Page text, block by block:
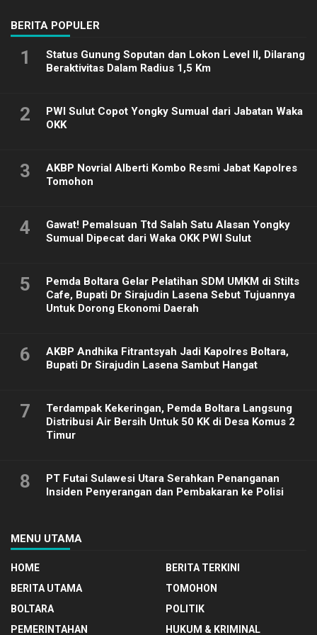
BERITA POPULER
1
Status Gunung Soputan dan Lokon Level II, Dilarang
Beraktivitas Dalam Radius 1,5 Km
2
PWI Sulut Copot Yongky Sumual dari Jabatan Waka
OKK
3
AKBP Novrial Alberti Kombo Resmi Jabat Kapolres
Tomohon
4
Gawat! Pemalsuan Ttd Salah Satu Alasan Yongky
Sumual Dipecat dari Waka OKK PWI Sulut
5
Pemda Boltara Gelar Pelatihan SDM UMKM di Stilts
Cafe, Bupati Dr Sirajudin Lasena Sebut Tujuannya
Untuk Dorong Ekonomi Daerah
6
AKBP Andhika Fitrantsyah Jadi Kapolres Boltara,
Bupati Dr Sirajudin Lasena Sambut Hangat
7
Terdampak Kekeringan, Pemda Boltara Langsung
Distribusi Air Bersih Untuk 50 KK di Desa Komus 2
Timur
8
PT Futai Sulawesi Utara Serahkan Penanganan
Insiden Penyerangan dan Pembakaran ke Polisi
MENU UTAMA
HOME
BERITA TERKINI
BERITA UTAMA
TOMOHON
BOLTARA
POLITIK
PEMERINTAHAN
HUKUM & KRIMINAL